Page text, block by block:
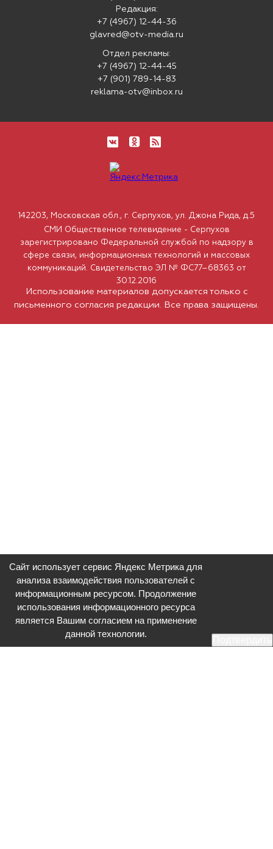
Редакция:
+7 (4967) 12-44-36
glavred@otv-media.ru
Отдел рекламы:
+7 (4967) 12-44-45
+7 (901) 789-14-83
reklama-otv@inbox.ru
Использование материалов допускается только с
письменного согласия редакции. Все права защищены.
142203, Московская обл., г. Серпухов, ул. Джона Рида, д.5
СМИ Общественное телевидение - Серпухов
зарегистрировано Федеральной службой по надзору в
сфере связи, информационных технологий и массовых
коммуникаций. Свидетельство ЭЛ № ФС77–68363 от
30.12.2016
Сайт использует сервис Яндекс Метрика для
анализа взаимодействия пользователей с
информационным ресурсом. Продолжение
использования информационного ресурса
является Вашим согласием на применение
данной технологии.